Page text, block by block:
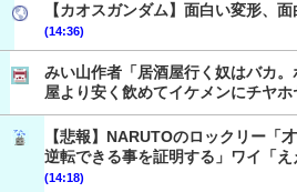
【カオスガンダム】面白い変形、
(14:36)
みい山作者「居酒屋行く奴はバカ
屋より安く飲めてイケメンにチヤホ
【悲報】NARUTOのロックリー「
逆転できる事を証明する」ワイ「
(14:18)